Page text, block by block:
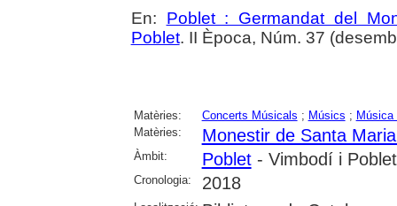
En: Poblet : Germandat del
Poblet. II Època, Núm. 37
Matèries: Concerts Músicals ; Músics ; Música
Matèries:
Monestir de Santa
Àmbit: Poblet- Vimbodí i Poblet
Cronologia: 2018